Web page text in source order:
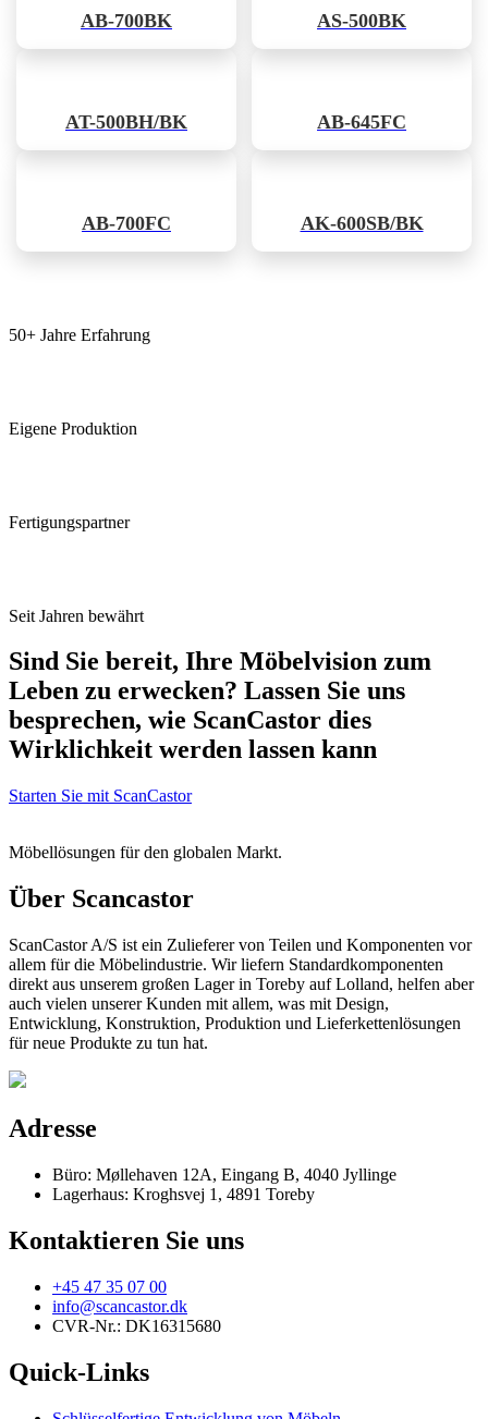
AB-700BK AS-500BK
AT-500BH/BK AB-645FC
AB-700FC AK-600SB/BK
50+ Jahre Erfahrung
Eigene Produktion
Fertigungspartner
Seit Jahren bewährt
Sind Sie bereit, Ihre Möbelvision zum
Leben zu erwecken? Lassen Sie uns
besprechen, wie ScanCastor dies
Wirklichkeit werden lassen kann
Starten Sie mit ScanCastor
Möbellösungen für den globalen Markt.
Über Scancastor
ScanCastor A/S ist ein Zulieferer von Teilen und Komponenten vor
allem für die Möbelindustrie. Wir liefern Standardkomponenten
direkt aus unserem großen Lager in Toreby auf Lolland, helfen aber
auch vielen unserer Kunden mit allem, was mit Design,
Entwicklung, Konstruktion, Produktion und Lieferkettenlösungen
für neue Produkte zu tun hat.
Adresse
Büro: Møllehaven 12A, Eingang B, 4040 Jyllinge
Lagerhaus: Kroghsvej 1, 4891 Toreby
Kontaktieren Sie uns
+45 47 35 07 00
info@scancastor.dk
CVR-Nr.: DK16315680
Quick-Links